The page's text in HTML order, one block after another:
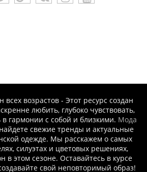
возрастов - Этот ресурс создан
любить, глубоко чувствовать,
гармонии с собой и близкими. Мода
свежие тренды и актуальные
одежде. Мы расскажем о самых
силуэтах и цветовых решениях,
в этом сезоне. Оставайтесь в курсе
свой неповторимый образ!